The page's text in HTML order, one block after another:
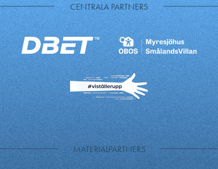
CENTRALA PARTNERS
MATERIALPARTNERS